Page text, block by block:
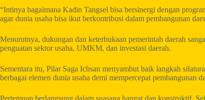
“Intinya bagaimana Kadin Tangsel bisa bersinergi dengan
agar dunia usaha bisa ikut berkontribusi dalam pembangunan
Menurutnya, dukungan dan keterbukaan pemerintah daerah
penguatan sektor usaha, UMKM, dan investasi daerah.
Sementara itu, Pilar Saga Ichsan menyambut baik langkah
berbagai elemen dunia usaha demi mempercepat pembangunan
Pertemuan berlangsung dalam suasana hangat dan konstruktif.